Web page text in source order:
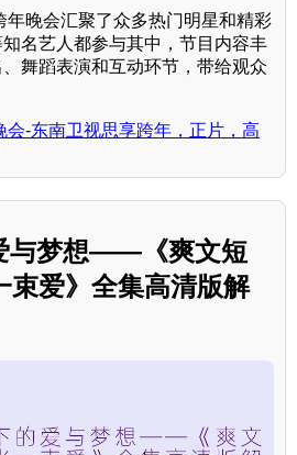
年晚会汇聚了众多热门明星和精彩
名艺人都参与其中，节目内容丰
舞蹈表演和互动环节，带给观众
会-东南卫视思享跨年，正片，高
与梦想——《爽文短
束爱》全集高清版解